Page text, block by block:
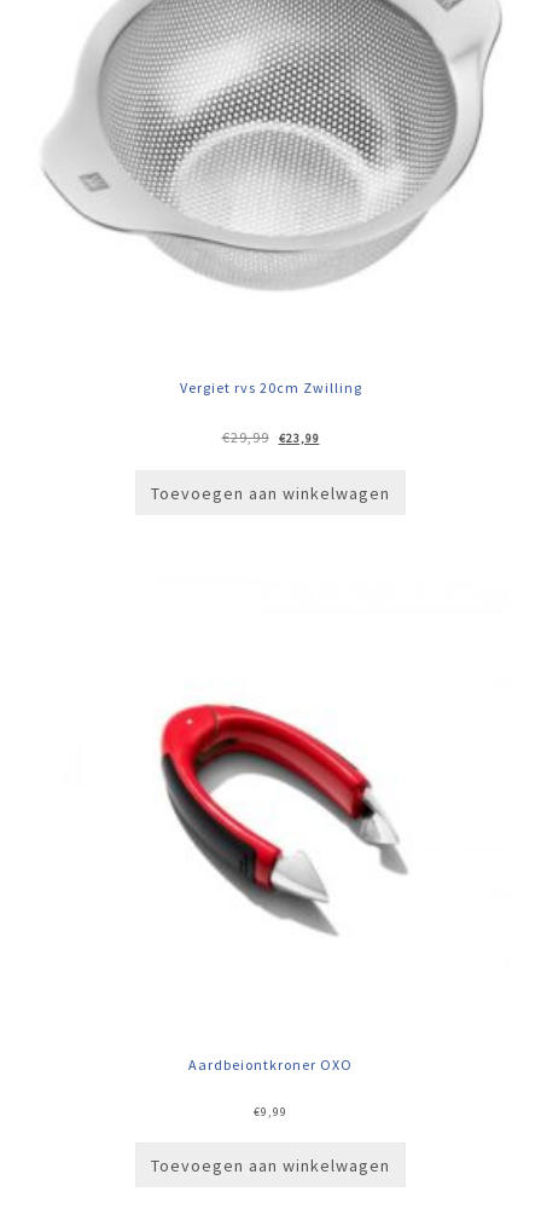
Vergiet rvs 20cm Zwilling
€29,99
Oorspronkelijke
prijs
€23,99Huidige
prijs
Toevoegen aan winkelwagen
Aardbeiontkroner OXO
€9,99
Toevoegen aan winkelwagen